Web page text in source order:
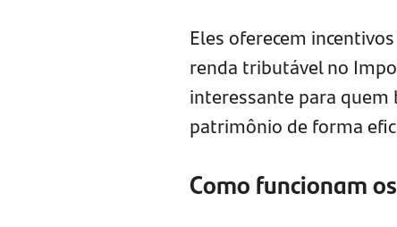
Eles oferecem
renda tributável no
interessante para quem
patrimônio de forma
Como funcionam